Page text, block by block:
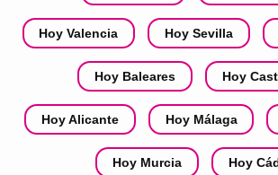
Hoy Valencia Hoy Sevilla
Hoy Baleares Hoy
Hoy Alicante Hoy Málaga
Hoy Murcia Hoy